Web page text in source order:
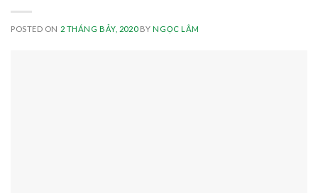
POSTED ON 2 THÁNG BẢY, 2020BYNGỌC LÂM